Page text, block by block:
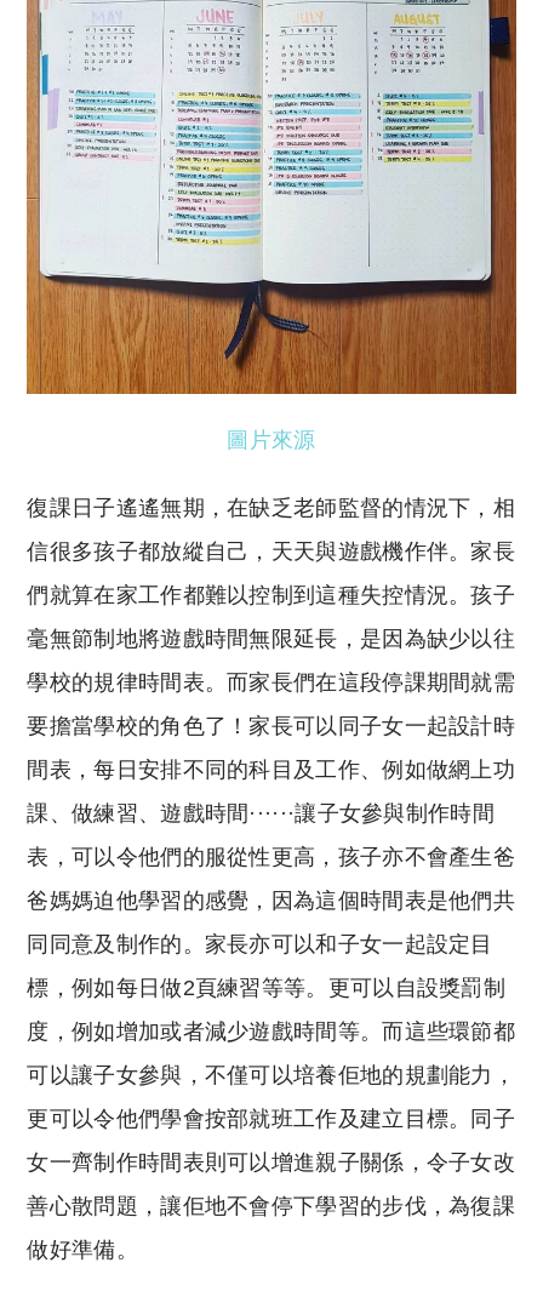
圖片來源
復課日子遙遙無期，在缺乏老師監督的情況下，相
信很多孩子都放縱自己，天天與遊戲機作伴。家長
們就算在家工作都難以控制到這種失控情況。孩子
毫無節制地將遊戲時間無限延長，是因為缺少以往
學校的規律時間表。而家長們在這段停課期間就需
要擔當學校的角色了！家長可以同子女一起設計時
間表，每日安排不同的科目及工作、例如做網上功
課、做練習、遊戲時間······讓子女參與制作時間
表，可以令他們的服從性更高，孩子亦不會產生爸
爸媽媽迫他學習的感覺，因為這個時間表是他們共
同同意及制作的。家長亦可以和子女一起設定目
標，例如每日做2頁練習等等。更可以自設獎罰制
度，例如增加或者減少遊戲時間等。而這些環節都
可以讓子女參與，不僅可以培養佢地的規劃能力，
更可以令他們學會按部就班工作及建立目標。同子
女一齊制作時間表則可以增進親子關係，令子女改
善心散問題，讓佢地不會停下學習的步伐，為復課
做好準備。